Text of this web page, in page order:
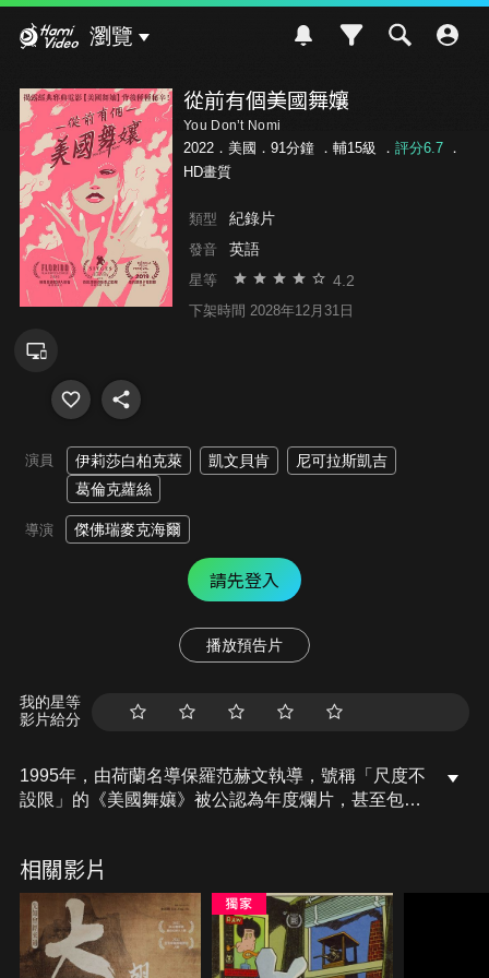
瀏覽
從前有個美國舞孃
You Don’t Nomi
2022．美國．91分鐘 ． 輔15級 ． 評分6.7．
HD畫質
類型 紀錄片
發音 英語
星等 4.2
下架時間 2028年12月31日
演員 伊莉莎白柏克萊 凱文貝肯
尼可拉斯凱吉
葛倫克蘿絲
導演 傑佛瑞麥克海爾
請先登入
播放預告片
我的星等
影片給分
1995年，由荷蘭名導保羅范赫文執導，號稱「尺度不
設限」的《美國舞孃》被公認為年度爛片，甚至包下
沒落。25年後，導演傑佛瑞麥克海爾回顧此部舞孃電
影始祖，重新探討暴力色情美學，並邀請伊莉莎白柏
克萊重返舞台，接受遲來的肯定與掌聲。
相關影片